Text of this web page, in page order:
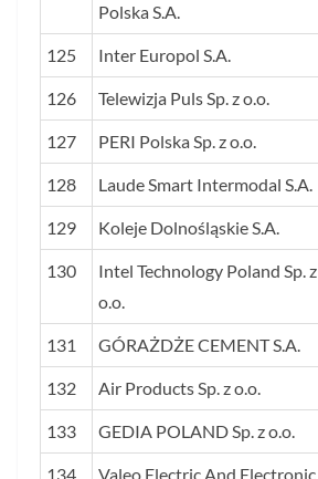
Polska S.A.
125 Inter Europol S.A.
126 Telewizja Puls Sp. z o.o.
127 PERI Polska Sp. z o.o.
128 Laude Smart Intermodal S.A.
129 Koleje Dolnośląskie S.A.
130
Intel Technology Poland Sp. z
o.o.
131 GÓRAŻDŻE CEMENT S.A.
132 Air Products Sp. z o.o.
133 GEDIA POLAND Sp. z o.o.
134
Valeo Electric And Electronic